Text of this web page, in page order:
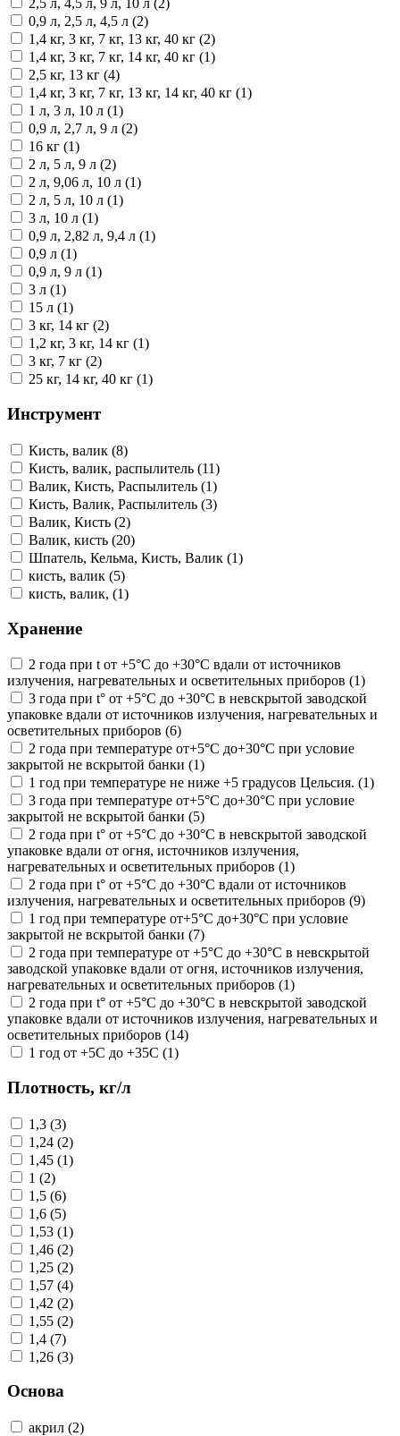
2,5 л, 4,5 л, 9 л, 10 л (2)
0,9 л, 2,5 л, 4,5 л (2)
1,4 кг, 3 кг, 7 кг, 13 кг, 40 кг (2)
1,4 кг, 3 кг, 7 кг, 14 кг, 40 кг (1)
2,5 кг, 13 кг (4)
1,4 кг, 3 кг, 7 кг, 13 кг, 14 кг, 40 кг (1)
1 л, 3 л, 10 л (1)
0,9 л, 2,7 л, 9 л (2)
16 кг (1)
2 л, 5 л, 9 л (2)
2 л, 9,06 л, 10 л (1)
2 л, 5 л, 10 л (1)
3 л, 10 л (1)
0,9 л, 2,82 л, 9,4 л (1)
0,9 л (1)
0,9 л, 9 л (1)
3 л (1)
15 л (1)
3 кг, 14 кг (2)
1,2 кг, 3 кг, 14 кг (1)
3 кг, 7 кг (2)
25 кг, 14 кг, 40 кг (1)
Инструмент
Кисть, валик (8)
Кисть, валик, распылитель (11)
Валик, Кисть, Распылитель (1)
Кисть, Валик, Распылитель (3)
Валик, Кисть (2)
Валик, кисть (20)
Шпатель, Кельма, Кисть, Валик (1)
кисть, валик (5)
кисть, валик, (1)
Хранение
2 года при t от +5°С до +30°С вдали от источников
излучения, нагревательных и осветительных приборов (1)
3 года при t° от +5°С до +30°С в невскрытой заводской
упаковке вдали от источников излучения, нагревательных и
осветительных приборов (6)
2 года при температуре от+5°С до+30°С при условие
закрытой не вскрытой банки (1)
1 год при температуре не ниже +5 градусов Цельсия. (1)
3 года при температуре от+5°С до+30°С при условие
закрытой не вскрытой банки (5)
2 года при t° от +5°С до +30°С в невскрытой заводской
упаковке вдали от огня, источников излучения,
нагревательных и осветительных приборов (1)
2 года при t° от +5°С до +30°С вдали от источников
излучения, нагревательных и осветительных приборов (9)
1 год при температуре от+5°С до+30°С при условие
закрытой не вскрытой банки (7)
2 года при температуре от +5°С до +30°С в невскрытой
заводской упаковке вдали от огня, источников излучения,
нагревательных и осветительных приборов (1)
2 года при t° от +5°С до +30°С в невскрытой заводской
упаковке вдали от источников излучения, нагревательных и
осветительных приборов (14)
1 год от +5С до +35С (1)
Плотность, кг/л
1,3 (3)
1,24 (2)
1,45 (1)
1 (2)
1,5 (6)
1,6 (5)
1,53 (1)
1,46 (2)
1,25 (2)
1,57 (4)
1,42 (2)
1,55 (2)
1,4 (7)
1,26 (3)
Основа
акрил (2)